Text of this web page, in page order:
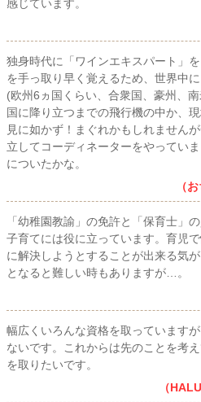
感じています。
独身時代に「ワインエキスパート」
を手っ取り早く覚えるため、世界中
(欧州6ヵ国くらい、合衆国、豪州、
国に降り立つまでの飛行機の中か、
見に如かず！まぐれかもしれません
立してコーディネーターをやってい
についたかな。
（
「幼稚園教諭」の免許と「保育士」
子育てには役に立っています。育児
に解決しようとすることが出来る気
となると難しい時もありますが…。
幅広くいろんな資格を取っています
ないです。これからは先のことを考
を取りたいです。
（